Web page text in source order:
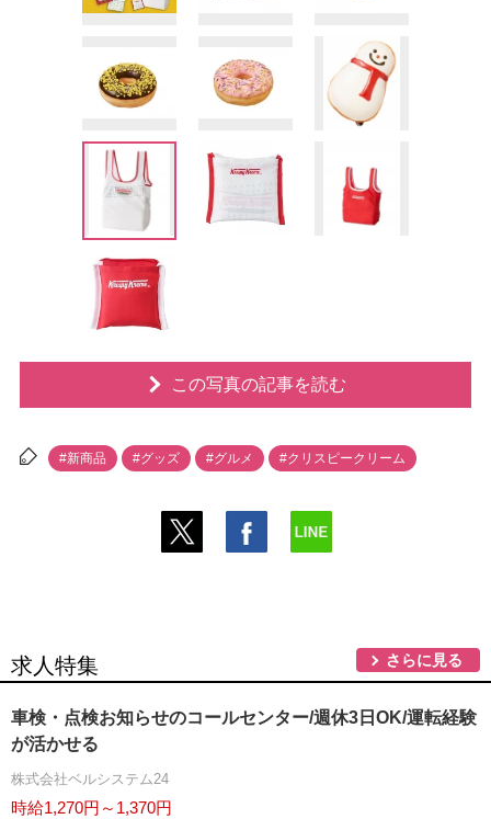
この写真の記事を読む
#新商品 #グッズ #グルメ #クリスピークリーム
求人特集 さらに見る
車検・点検お知らせのコールセンター/週休3日OK/運転経験
が活かせる
株式会社ベルシステム24
時給1,270円～1,370円